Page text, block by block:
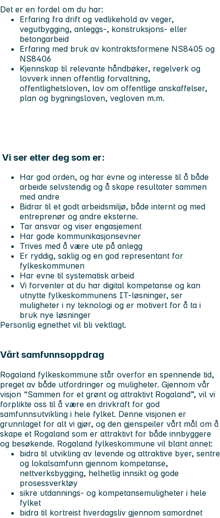
Det er en fordel om du har:
Erfaring fra drift og vedlikehold av veger,
vegutbygging, anleggs-, konstruksjons- eller
betongarbeid
Erfaring med bruk av kontraktsformene NS8405 og
NS8406
Kjennskap til relevante håndbøker, regelverk og
lovverk innen offentlig forvaltning,
offentlighetsloven, lov om offentlige anskaffelser,
plan og bygningsloven, vegloven m.m.
Vi ser etter deg som er:
Har god orden, og har evne og interesse til å både
arbeide selvstendig og å skape resultater sammen
med andre
Bidrar til et godt arbeidsmiljø, både internt og med
entreprenør og andre eksterne.
Tar ansvar og viser engasjement
Har gode kommunikasjonsevner
Trives med å være ute på anlegg
Er ryddig, saklig og en god representant for
fylkeskommunen
Har evne til systematisk arbeid
Vi forventer at du har digital kompetanse og kan
utnytte fylkeskommunens IT-løsninger, ser
muligheter i ny teknologi og er motivert for å ta i
bruk nye løsninger
Personlig egnethet vil bli vektlagt.
Vårt samfunnsoppdrag
Rogaland fylkeskommune står overfor en spennende tid,
preget av både utfordringer og muligheter. Gjennom vår
visjon “Sammen for et grønt og attraktivt Rogaland”, vil vi
forplikte oss til å være en drivkraft for god
samfunnsutvikling i hele fylket. Denne visjonen er
grunnlaget for alt vi gjør, og den gjenspeiler vårt mål om å
skape et Rogaland som er attraktivt for både innbyggere
og besøkende. Rogaland fylkeskommune vil blant annet:
bidra til utvikling av levende og attraktive byer, sentre
og lokalsamfunn gjennom kompetanse,
nettverksbygging, helhetlig innsikt og gode
prosessverktøy
sikre utdannings- og kompetansemuligheter i hele
fylket
bidra til kortreist hverdagsliv gjennom samordnet